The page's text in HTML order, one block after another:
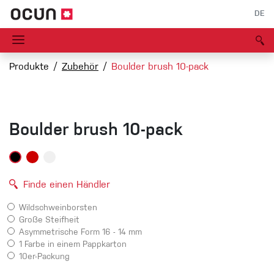
DE
Produkte Zubehör Boulder brush 10-pack
Boulder brush 10-pack
Finde einen Händler
Wildschweinborsten
Große Steifheit
Asymmetrische Form 16 - 14 mm
1 Farbe in einem Pappkarton
10er-Packung